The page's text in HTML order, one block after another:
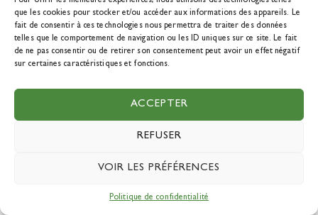
que les cookies pour stocker et/ou accéder aux informations des appareils. Le
fait de consentir à ces technologies nous permettra de traiter des données
telles que le comportement de navigation ou les ID uniques sur ce site. Le fait
de ne pas consentir ou de retirer son consentement peut avoir un effet négatif
sur certaines caractéristiques et fonctions.
ACCEPTER
REFUSER
VOIR LES PRÉFÉRENCES
Politique de confidentialité
Adresse postale: